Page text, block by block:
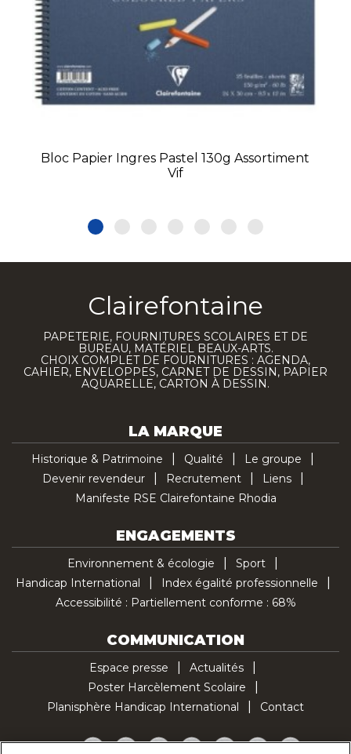
Bloc Papier Ingres Pastel 130g Assortiment
Vif
Clairefontaine
PAPETERIE, FOURNITURES SCOLAIRES ET DE
BUREAU, MATÉRIEL BEAUX-ARTS.
CHOIX COMPLET DE FOURNITURES : AGENDA,
CAHIER, ENVELOPPES, CARNET DE DESSIN, PAPIER
AQUARELLE, CARTON À DESSIN.
LA MARQUE
Historique & Patrimoine Qualité
Le groupe
Devenir revendeur
Recrutement
Liens
Manifeste RSE Clairefontaine Rhodia
ENGAGEMENTS
Environnement & écologie
Sport
Handicap International
Index égalité professionnelle
Accessibilité : Partiellement conforme : 68%
COMMUNICATION
Espace presse
Actualités
Poster Harcèlement Scolaire
Planisphère Handicap International
Contact
Facebook
TwitterYouTubePinterestInstagramLinkedInTikTok